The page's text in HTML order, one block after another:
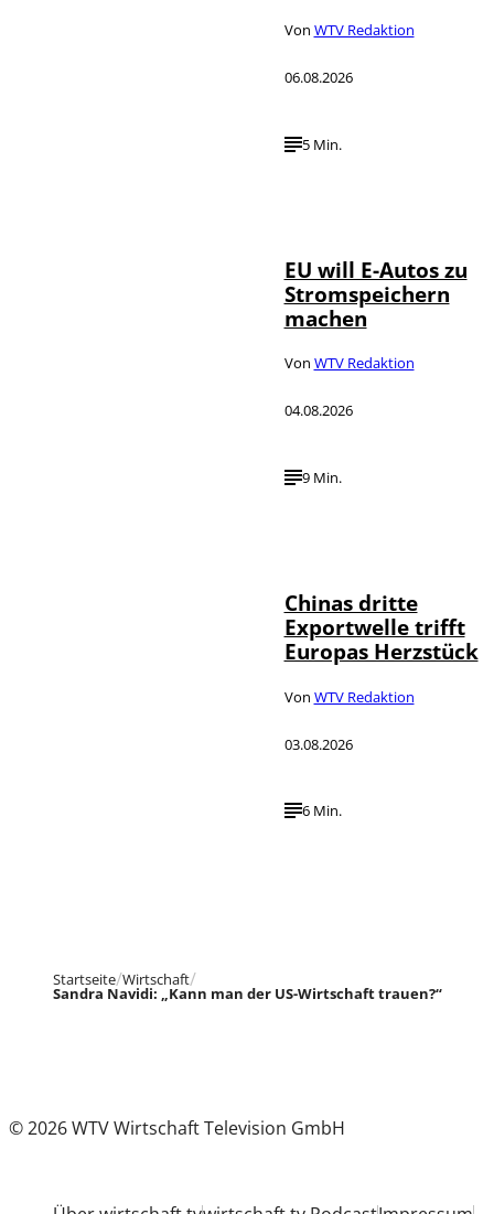
Von WTV Redaktion
06.08.2026
5 Min.
EU will E-Autos zu
Stromspeichern
machen
Von WTV Redaktion
04.08.2026
9 Min.
Chinas dritte
Exportwelle trifft
Europas Herzstück
Von WTV Redaktion
03.08.2026
6 Min.
Startseite Wirtschaft
Sandra Navidi: „Kann man der US-Wirtschaft trauen?“
© 2026 WTV Wirtschaft Television GmbH